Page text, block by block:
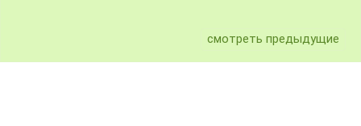
смотреть предыдущие